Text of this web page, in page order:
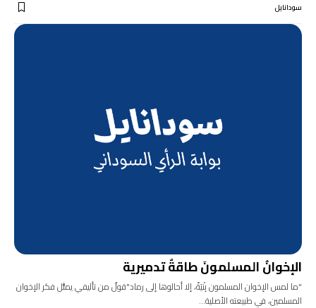
سودانايل
الإخوانُ المسلمونَ طاقةٌ تدميرية
"ما لمس الإخوان المسلمون بِنْيَةً، إلا أحالوها إلى رماد"قولٌ من تأليفي يمثُّل فكر الإخوان
المسلمين، في طبيعته الأصلية…